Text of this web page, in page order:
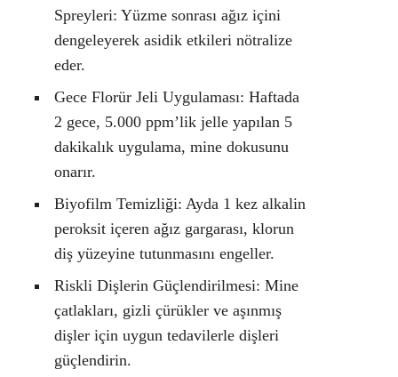
Spreyleri: Yüzme sonrası ağız içini
dengeleyerek asidik etkileri nötralize
eder.
Gece Florür Jeli Uygulaması: Haftada
2 gece, 5.000 ppm’lik jelle yapılan 5
dakikalık uygulama, mine dokusunu
onarır.
Biyofilm Temizliği: Ayda 1 kez alkalin
peroksit içeren ağız gargarası, klorun
diş yüzeyine tutunmasını engeller.
Riskli Dişlerin Güçlendirilmesi: Mine
çatlakları, gizli çürükler ve aşınmış
dişler için uygun tedavilerle dişleri
güçlendirin.